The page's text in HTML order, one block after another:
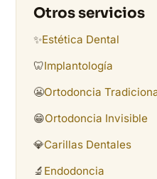
Otros servicios
✨Estética Dental
🦷Implantología
😬Ortodoncia
😁Ortodoncia Invisible
💎Carillas Dentales
🔬 Endodoncia